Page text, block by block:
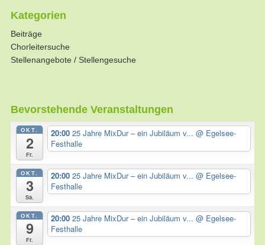
Kategorien
Beiträge
Chorleitersuche
Stellenangebote / Stellengesuche
Bevorstehende Veranstaltungen
OKT.
2
Fr.
20:0025 Jahre MixDur – ein Jubiläum v...@ Egelsee-
Festhalle
OKT.
3
Sa.
20:0025 Jahre MixDur – ein Jubiläum v...@ Egelsee-
Festhalle
OKT.
9
Fr.
20:0025 Jahre MixDur – ein Jubiläum v...@ Egelsee-
Festhalle